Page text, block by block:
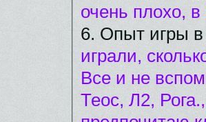
очень плохо,
6. Опыт игры
играли,
Все и не
Теос, Л2,